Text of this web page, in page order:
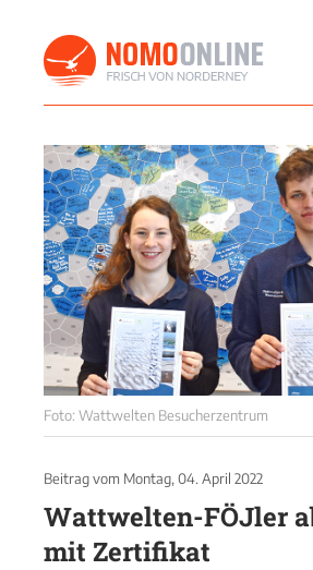
Foto: Wattwelten Besucherzentrum
Beitrag vom Montag, 04. April 2022
Wattwelten-FÖJler
mit Zertifikat